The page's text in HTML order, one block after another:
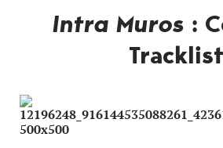
Intra Muros :
Tracklist